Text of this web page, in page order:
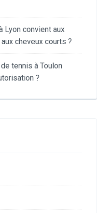
Lyon convient aux
cheveux courts ?
tennis à Toulon
?